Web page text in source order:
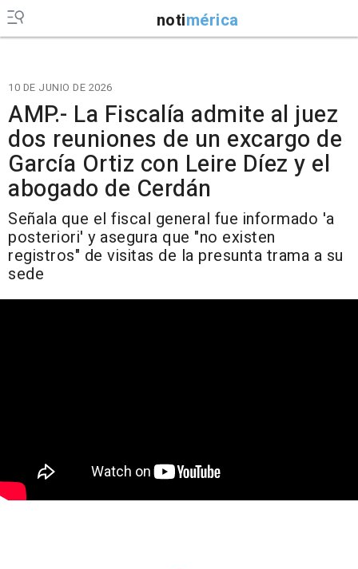
notimérica
10 DE JUNIO DE 2026
AMP.- La Fiscalía admite al juez
dos reuniones de un excargo de
García Ortiz con Leire Díez y el
abogado de Cerdán
Señala que el fiscal general fue informado 'a
posteriori' y asegura que "no existen
registros" de visitas de la presunta trama a su
sede